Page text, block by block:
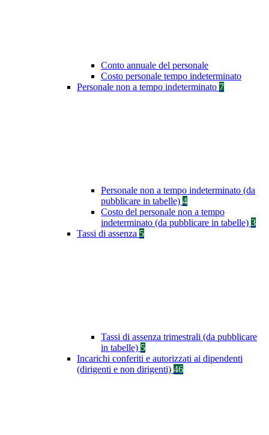
Conto annuale del personale
Costo personale tempo indeterminato
Personale non a tempo indeterminato 7
Personale non a tempo indeterminato (da
pubblicare in tabelle) 4
Costo del personale non a tempo
indeterminato (da pubblicare in tabelle) 3
Tassi di assenza 5
Tassi di assenza trimestrali (da pubblicare
in tabelle) 5
Incarichi conferiti e autorizzati ai dipendenti
(dirigenti e non dirigenti) 46